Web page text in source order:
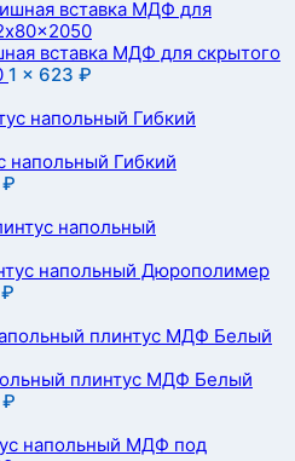
вставка МДФ для скрытого
1 × 623 ₽
напольный Гибкий
₽
напольный Дюрополимер
₽
плинтус МДФ Белый
₽